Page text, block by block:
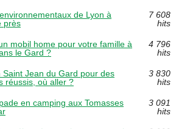
de Lyon à
près
7 608
hits
mobil home pour votre famille à
le Gard ?
4 796
hits
Saint Jean du Gard pour des
réussis, où aller ?
3 830
hits
en camping aux Tomasses
3 091
hits